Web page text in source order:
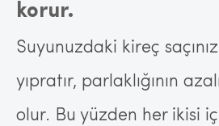
korur.
Suyunuzdaki kireç
yıpratır, parlaklığının
olur. Bu yüzden her ikisi